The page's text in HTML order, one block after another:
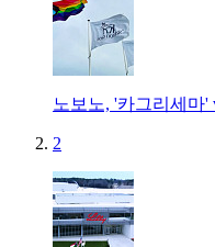
노보노, '카그리세마'
2